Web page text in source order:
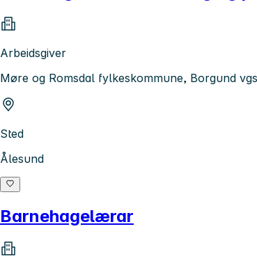
Arbeidsgiver
Møre og Romsdal fylkeskommune, Borgund vgs
Sted
Ålesund
Barnehagelærar